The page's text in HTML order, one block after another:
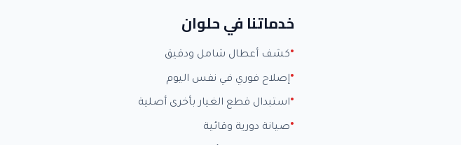
خدماتنا في حلوان
كشف أعطال شامل ودقيق
إصلاح فوري في نفس اليوم
استبدال قطع الغيار بأخرى أصلية
صيانة دورية وقائية